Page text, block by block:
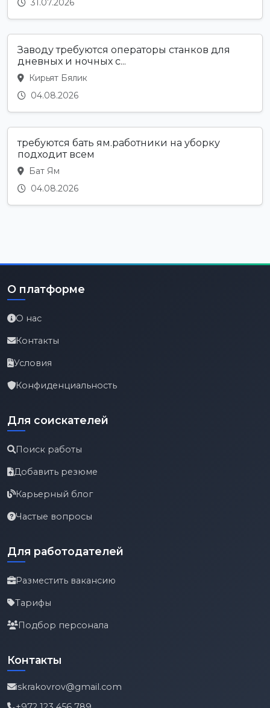
31.07.2026
Заводу требуются операторы станков для
дневных и ночных с...
Кирьят Бялик
04.08.2026
требуются бать ям.работники на уборку
подходит всем
Бат Ям
04.08.2026
О платформе
О нас
Контакты
Условия
Конфиденциальность
Для соискателей
Поиск работы
Добавить резюме
Карьерный блог
Частые вопросы
Для работодателей
Разместить вакансию
Тарифы
Подбор персонала
Контакты
iskrakovrov@gmail.com